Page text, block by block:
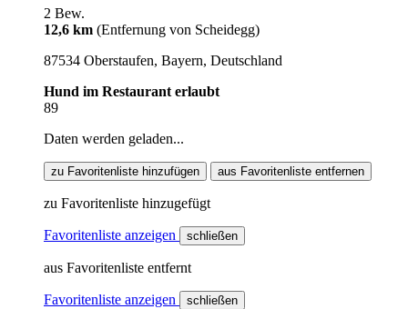
2 Bew.
12,6 km (Entfernung von Scheidegg)
87534 Oberstaufen, Bayern, Deutschland
Hund im Restaurant erlaubt
89
Daten werden geladen...
zu Favoritenliste hinzufügen aus Favoritenliste entfernen
zu Favoritenliste hinzugefügt
Favoritenliste anzeigen schließen
aus Favoritenliste entfernt
Favoritenliste anzeigen schließen